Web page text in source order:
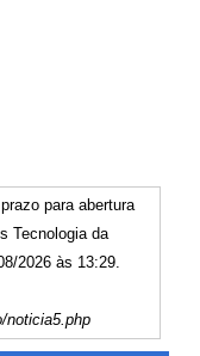
para abertura
Tecnologia da
2026 às 13:29.
noticia5.php